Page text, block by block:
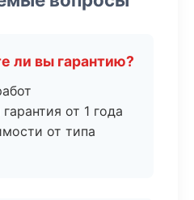
ли вы гарантию?
от 1 года
от типа